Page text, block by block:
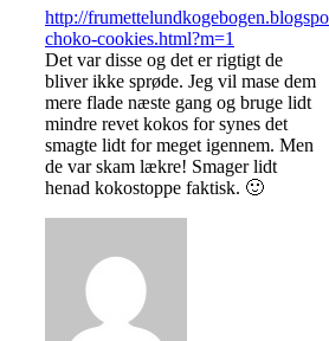
http://
choko-cookies.html?m=1
Det var disse og det er rigtigt de
bliver ikke sprøde. Jeg vil mase dem
mere flade næste gang og bruge lidt
mindre revet kokos for synes det
smagte lidt for meget igennem. Men
de var skam lækre! Smager lidt
henad kokostoppe faktisk. 🙂